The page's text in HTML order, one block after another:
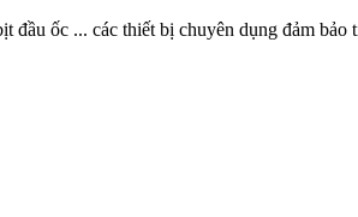
ốc ... các thiết bị chuyên dụng đảm bảo